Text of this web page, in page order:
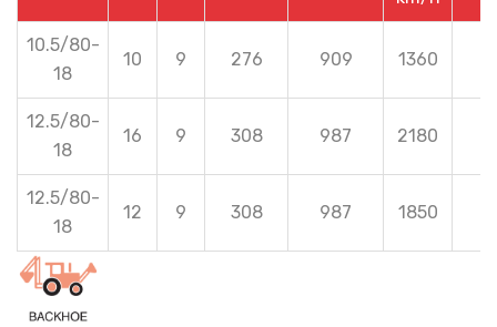
10.5/80-
18
10 9 276 909 1360
12.5/80-
18
16 9 308 987 2180
12.5/80-
18
12 9 308 987 1850